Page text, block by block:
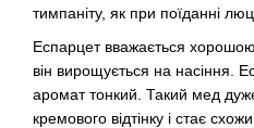
тимпаніту, як при поїданні
Еспарцет вважається
він вирощується на насіння.
аромат тонкий. Такий мед
кремового відтінку і стає